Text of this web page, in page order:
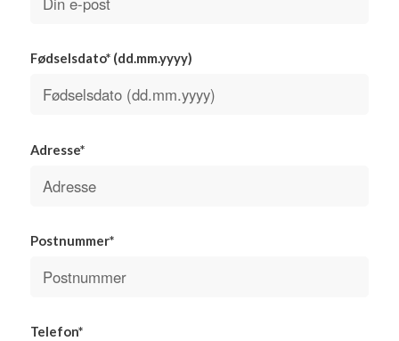
Fødselsdato* (dd.mm.yyyy)
Adresse*
Postnummer*
Telefon*